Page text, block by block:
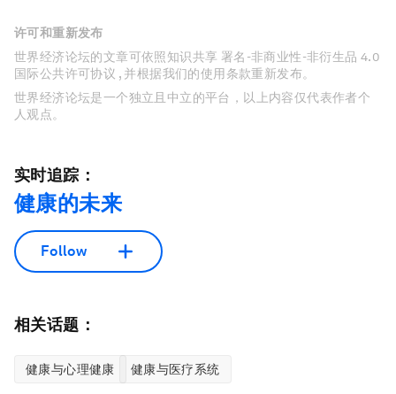
许可和重新发布
世界经济论坛的文章可依照知识共享 署名-非商业性-非衍生品 4.0
国际公共许可协议 , 并根据我们的使用条款重新发布。
世界经济论坛是一个独立且中立的平台，以上内容仅代表作者个
人观点。
实时追踪：
健康的未来
Follow
相关话题：
健康与心理健康 健康与医疗系统